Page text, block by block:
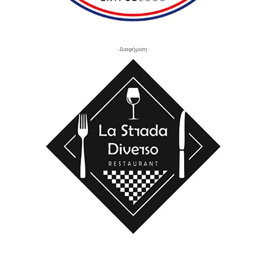
- Διαφήμιση -